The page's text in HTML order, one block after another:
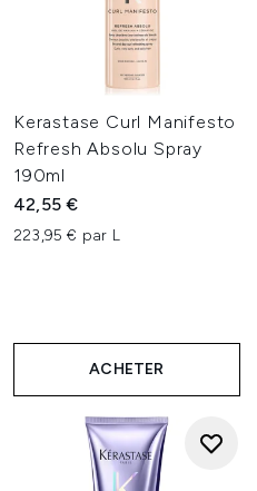
Kerastase Curl Manifesto
Refresh Absolu Spray
190ml
42,55 €
223,95 € par L
ACHETER